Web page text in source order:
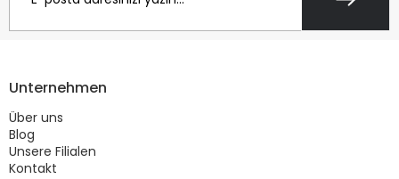
Unternehmen
Über uns
Blog
Unsere Filialen
Kontakt